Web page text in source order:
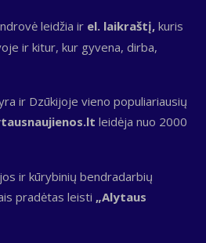
leidžia ir el. laikraštį, kuris
ir kitur, kur gyvena, dirba,
ir Dzūkijoje vieno populiariausių
leidėja nuo 2000
ir kūrybinių bendradarbių
pradėtas leisti „Alytaus